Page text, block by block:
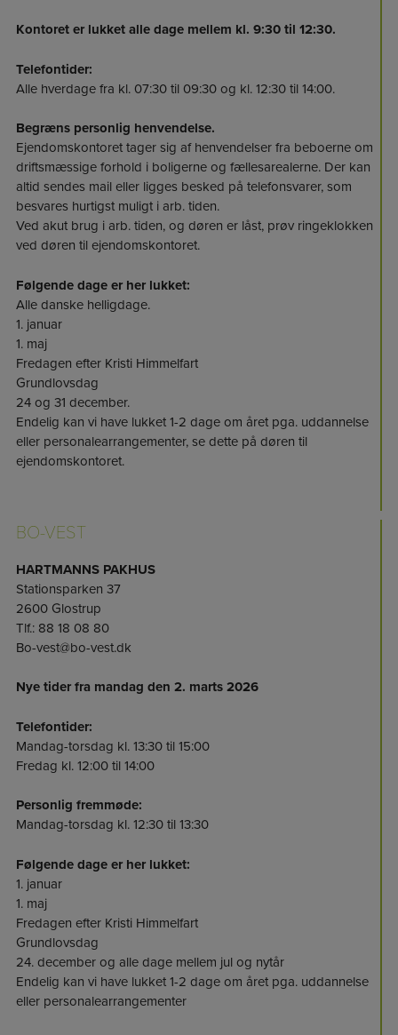
Kontoret er lukket alle dage mellem kl. 9:30 til 12:30.
Telefontider:
Alle hverdage fra kl. 07:30 til 09:30 og kl. 12:30 til 14:00.
Begræns personlig henvendelse.
Ejendomskontoret tager sig af henvendelser fra beboerne om
driftsmæssige forhold i boligerne og fællesarealerne. Der kan
altid sendes mail eller ligges besked på telefonsvarer, som
besvares hurtigst muligt i arb. tiden.
Ved akut brug i arb. tiden, og døren er låst, prøv ringeklokken
ved døren til ejendomskontoret.
Følgende dage er her lukket:
Alle danske helligdage.
1. januar
1. maj
Fredagen efter Kristi Himmelfart
Grundlovsdag
24 og 31 december.
Endelig kan vi have lukket 1-2 dage om året pga. uddannelse
eller personalearrangementer, se dette på døren til
ejendomskontoret.
BO-VEST
HARTMANNS PAKHUS
Stationsparken 37
2600 Glostrup
Tlf.: 88 18 08 80
Bo-vest@bo-vest.dk
Nye tider fra mandag den 2. marts 2026
Telefontider:
Mandag-torsdag kl. 13:30 til 15:00
Fredag kl. 12:00 til 14:00
Personlig fremmøde:
Mandag-torsdag kl. 12:30 til 13:30
Følgende dage er her lukket:
1. januar
1. maj
Fredagen efter Kristi Himmelfart
Grundlovsdag
24. december og alle dage mellem jul og nytår
Endelig kan vi have lukket 1-2 dage om året pga. uddannelse
eller personalearrangementer